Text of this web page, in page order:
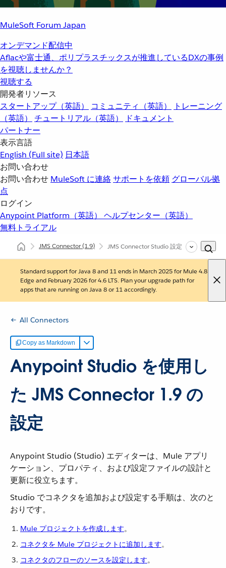
MuleSoft Forum Japan
オンデマンド配信中
Aflacや富士通、ポリプラスチックスが推進しているDXの事例
を視聴しませんか？
視聴する
開発者リソース
スタートアップ（英語）
コミュニティ（英語）
トレーニング
（英語）
チュートリアル（英語）
ドキュメント
パートナー
表示言語
English (Full site) 日本語
お問い合わせ
お問い合わせ MuleSoft に連絡サポートを依頼 グローバル拠
点
ログイン
Anypoint Platform（英語） ヘルプセンター（英語）
無料トライアル
JMS Connector(1.9) JMS Connector Studio 設定
Standard support for Java 8 and 11 ends in March 2025 for Mule 4.8
Edge and February 2026 for 4.6 LTS. Plan your upgrade path for
apps that are running on Java 8 or 11 accordingly.
All Connectors
Copy as Markdown
Anypoint Studio を使用し
た JMS Connector 1.9 の
設定
Anypoint Studio (Studio) エディターは、Mule アプリ
ケーション、プロパティ、および設定ファイルの設計と
更新に役立ちます。
Studio でコネクタを追加および設定する手順は、次のと
おりです。
Mule プロジェクトを作成します​。
コネクタを Mule プロジェクトに追加します​。
コネクタのフローのソースを設定します​。